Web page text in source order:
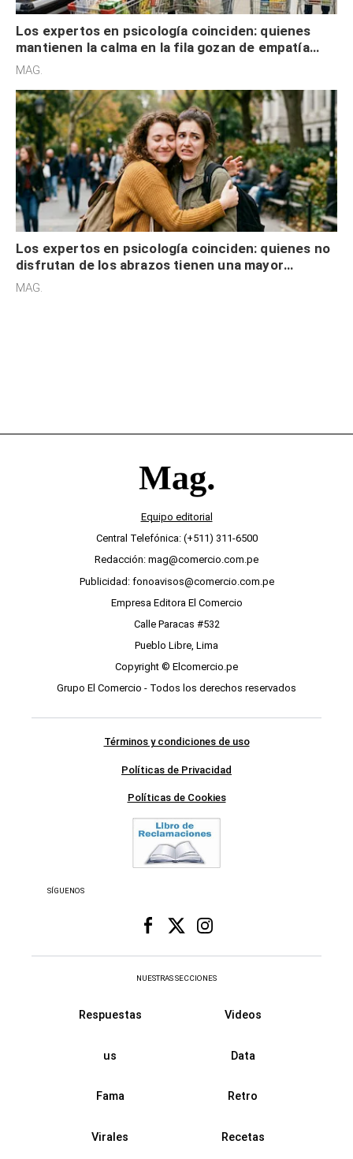
Los expertos en psicología coinciden: quienes
mantienen la calma en la fila gozan de empatía
cognitiva, gratitud y no solo tienen autocontrol
MAG.
Los expertos en psicología coinciden: quienes no
disfrutan de los abrazos tienen una mayor
sensibilidad a los estímulos físicos y no es por
MAG.
Equipo editorial
Central Telefónica: (+511) 311-6500
Redacción: mag@comercio.com.pe
Publicidad: fonoavisos@comercio.com.pe
Empresa Editora El Comercio
Calle Paracas #532
Pueblo Libre, Lima
Copyright © Elcomercio.pe
Grupo El Comercio - Todos los derechos reservados
Términos y condiciones de uso
Políticas de Privacidad
Políticas de Cookies
SÍGUENOS
NUESTRAS SECCIONES
Respuestas Videos
us Data
Fama Retro
Virales Recetas